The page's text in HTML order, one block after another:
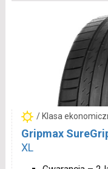
/ Klasa
Gripmax
XL